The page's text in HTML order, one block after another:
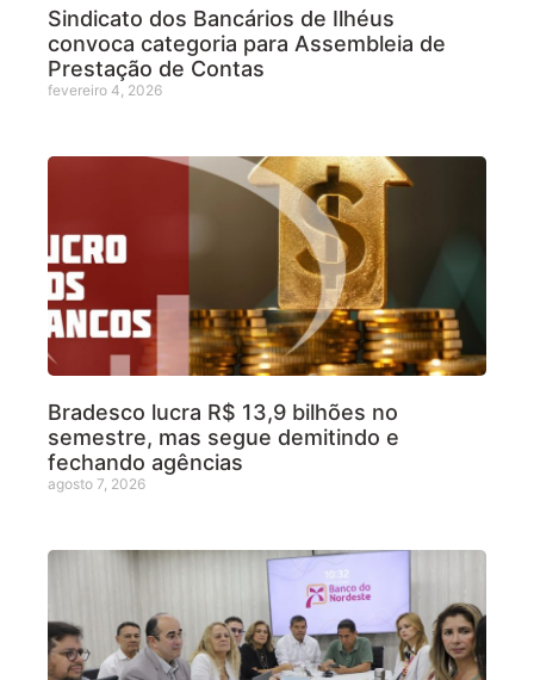
Sindicato dos Bancários de Ilhéus
convoca categoria para Assembleia de
Prestação de Contas
fevereiro 4, 2026
Bradesco lucra R$ 13,9 bilhões no
semestre, mas segue demitindo e
fechando agências
agosto 7, 2026